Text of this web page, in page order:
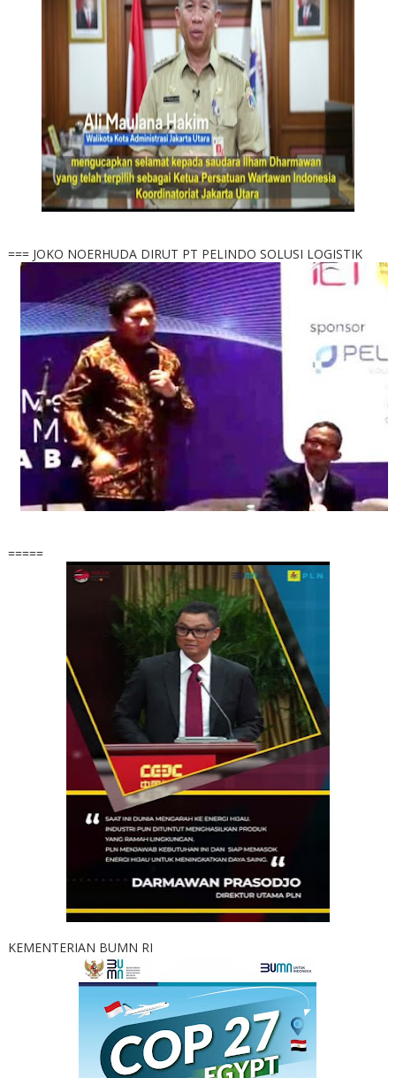
=== JOKO NOERHUDA DIRUT PT PELINDO SOLUSI LOGISTIK
=====
KEMENTERIAN BUMN RI